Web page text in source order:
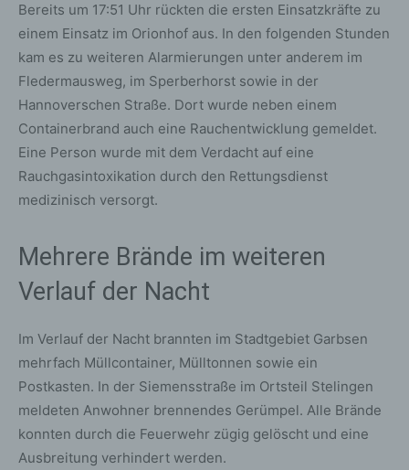
Bereits um 17:51 Uhr rückten die ersten Einsatzkräfte zu
einem Einsatz im Orionhof aus. In den folgenden Stunden
kam es zu weiteren Alarmierungen unter anderem im
Fledermausweg, im Sperberhorst sowie in der
Hannoverschen Straße. Dort wurde neben einem
Containerbrand auch eine Rauchentwicklung gemeldet.
Eine Person wurde mit dem Verdacht auf eine
Rauchgasintoxikation durch den Rettungsdienst
medizinisch versorgt.
Mehrere Brände im weiteren
Verlauf der Nacht
Im Verlauf der Nacht brannten im Stadtgebiet Garbsen
mehrfach Müllcontainer, Mülltonnen sowie ein
Postkasten. In der Siemensstraße im Ortsteil Stelingen
meldeten Anwohner brennendes Gerümpel. Alle Brände
konnten durch die Feuerwehr zügig gelöscht und eine
Ausbreitung verhindert werden.